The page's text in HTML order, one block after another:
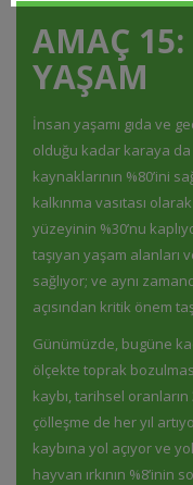
AMAÇ 15:
YAŞAM
İnsan yaşamı gıda ve
olduğu kadar karaya da
kaynaklarının %80’ini
kalkınma vasıtası
yüzeyinin %30’nu
taşıyan yaşam alanları
sağlıyor; ve aynı
açısından kritik önem
Günümüzde, bugüne
ölçekte toprak
kaybı, tarihsel oranların
çölleşme de her yıl
kaybına yol açıyor ve
hayvan ırkının %8’inin